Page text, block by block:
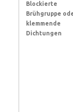
Blockierte
Brühgruppe
klemmende
Dichtungen